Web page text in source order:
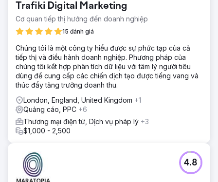
Trafiki Digital Marketing
Cơ quan tiếp thị hướng đến doanh nghiệp
15 đánh giá
Chúng tôi là một công ty hiểu được sự phức tạp của cả
tiếp thị và điều hành doanh nghiệp. Phương pháp của
chúng tôi kết hợp phân tích dữ liệu với tâm lý người tiêu
dùng để cung cấp các chiến dịch tạo được tiếng vang và
thúc đẩy tăng trưởng doanh thu.
London, England, United Kingdom +1
Quảng cáo, PPC +6
Thương mại điện tử, Dịch vụ pháp lý +3
$1,000 - 2,500
4.8